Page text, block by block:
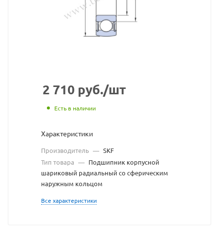
сайта
https://
без
2 710 руб./шт
Есть в наличии
Характеристики
Производитель — SKF
Тип товара — Подшипник корпусной
шариковый радиальный со сферическим
наружным кольцом
Все характеристики